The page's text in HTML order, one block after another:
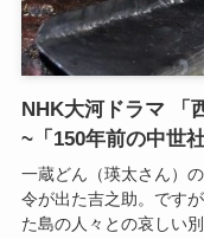
NHK大河ドラマ 「
~「150年前の中世
一蔵どん（瑛太さん）
令が出た吉之助。です
た島の人々との哀しい